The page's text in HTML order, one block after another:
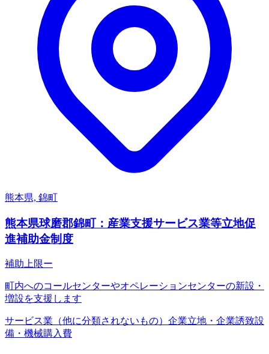
熊本県, 錦町
熊本県球磨郡錦町：産業支援サービス業等立地促
進補助金制度
補助上限ー
町内へのコールセンターやオペレーションセンターの新設・
増設を支援します
サービス業（他に分類されないもの） 企業立地・企業誘致設
備・機械購入費